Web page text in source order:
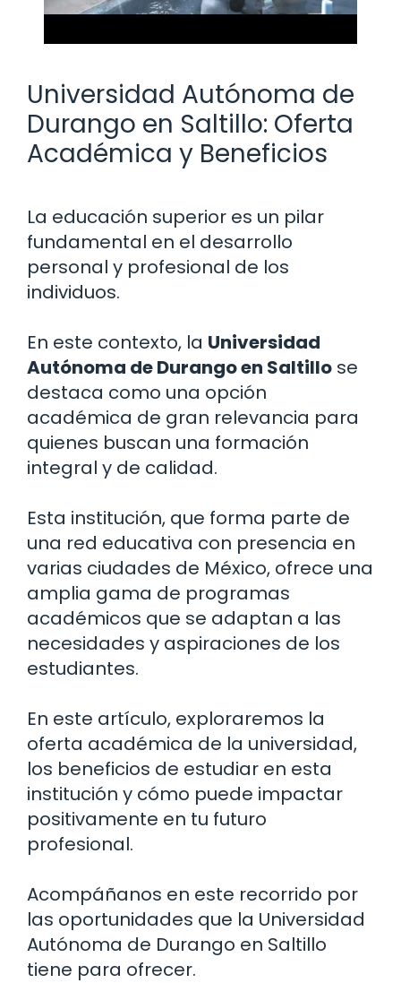
Universidad Autónoma de
Durango en Saltillo: Oferta
Académica y Beneficios
La educación superior es un pilar
fundamental en el desarrollo
personal y profesional de los
individuos.
En este contexto, la Universidad
Autónoma de Durango en Saltillo se
destaca como una opción
académica de gran relevancia para
quienes buscan una formación
integral y de calidad.
Esta institución, que forma parte de
una red educativa con presencia en
varias ciudades de México, ofrece una
amplia gama de programas
académicos que se adaptan a las
necesidades y aspiraciones de los
estudiantes.
En este artículo, exploraremos la
oferta académica de la universidad,
los beneficios de estudiar en esta
institución y cómo puede impactar
positivamente en tu futuro
profesional.
Acompáñanos en este recorrido por
las oportunidades que la Universidad
Autónoma de Durango en Saltillo
tiene para ofrecer.